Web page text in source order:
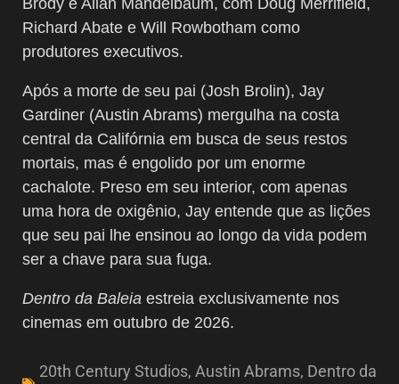
Richard Abate e Will Rowbotham como
produtores executivos.
Após a morte de seu pai (Josh Brolin), Jay
Gardiner (Austin Abrams) mergulha na costa
central da Califórnia em busca de seus restos
mortais, mas é engolido por um enorme
cachalote. Preso em seu interior, com apenas
uma hora de oxigênio, Jay entende que as lições
que seu pai lhe ensinou ao longo da vida podem
ser a chave para sua fuga.
Dentro da Baleia estreia exclusivamente nos
cinemas em outubro de 2026.
20th Century Studios, Austin Abrams, Dentro da